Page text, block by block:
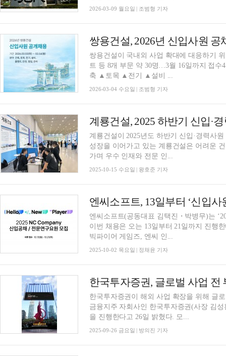
2026-03-09 월요일 | 조범형 기자
쌍용건설, 2026년 신입사원
쌍용건설이 국내외 사업 확대에 대응하기
트 등 8개 부문 약 30명…3월 16일까지 접
축 ▲토목 ▲전기 ▲설비 ...
2026-03-04 수요일 | 조범형 기자
계룡건설, 2025 하반기 신입·
계룡건설이 2025년도 하반기 신입·경력사원 공개채용을 진
성장을 이어가고 있는 계룡건설은 어려운
가며 우수 인재와 전문 인...
2025-10-15 수요일 | 왕호준 기자
엔씨소프트, 13일부터 ‘신입사
엔씨소프트(공동대표 김택진・박병무)는
이번 채용은 오는 13일부터 21일까지 진행
빅파이어 게임즈, 엔씨 인...
2025-10-02 목요일 | 정채윤 기자
한국투자증권, 글로벌 사업 전
한국투자증권이 해외 사업 확장을 위해 글
금융지주 자회사인 한국투자증권(사장 김
을 진행한다고 26일 밝혔다. 모...
2025-09-26 금요일 | 방의진 기자